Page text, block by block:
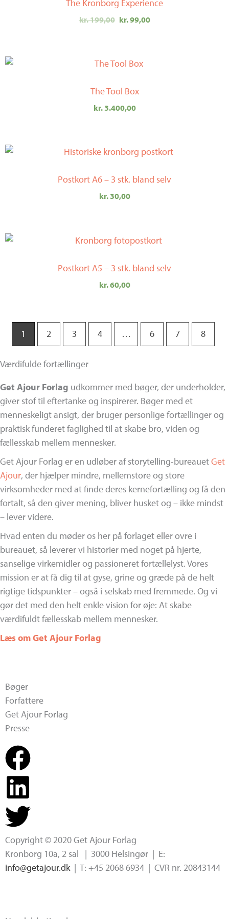
The Kronborg Experience
kr.199,00
var:
kr. 199,00.
kr.99,00
er:
kr. 99,00.
The Tool Box
kr.3.400,00
Postkort A6 – 3 stk. bland selv
kr.30,00
Postkort A5 – 3 stk. bland selv
kr.60,00
1 2 3 4 … 6 7 8
Værdifulde fortællinger
Get Ajour Forlag udkommer med bøger, der underholder,
giver stof til eftertanke og inspirerer. Bøger med et
menneskeligt ansigt, der bruger personlige fortællinger og
praktisk funderet faglighed til at skabe bro, viden og
fællesskab mellem mennesker.
Get Ajour Forlag er en udløber af storytelling-bureauetGet
Ajour, der hjælper mindre, mellemstore og store
virksomheder med at finde deres kernefortælling og få den
fortalt, så den giver mening, bliver husket og – ikke mindst
– lever videre.
Hvad enten du møder os her på forlaget eller ovre i
bureauet, så leverer vi historier med noget på hjerte,
sanselige virkemidler og passioneret fortællelyst. Vores
mission er at få dig til at gyse, grine og græde på de helt
rigtige tidspunkter – også i selskab med fremmede. Og vi
gør det med den helt enkle vision for øje: At skabe
værdifuldt fællesskab mellem mennesker.
Læs om Get Ajour Forlag
Bøger
Forfattere
Get Ajour Forlag
Presse
Copyright © 2020 Get Ajour Forlag
Kronborg 10a, 2 sal | 3000 Helsingør | E:
info@getajour.dk| T: +45 2068 6934 | CVR nr. 20843144